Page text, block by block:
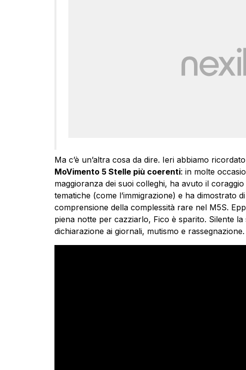
Ma c’è un’altra cosa da dire. Ieri abbiamo
MoVimento 5 Stelle più coerenti: in molte
maggioranza dei suoi colleghi, ha avuto il
tematiche (come l’immigrazione) e ha dimostrato
comprensione della complessità rare nel M5S.
piena notte per cazziarlo, Fico è sparito. Silente
dichiarazione ai giornali, mutismo e rassegnazione.